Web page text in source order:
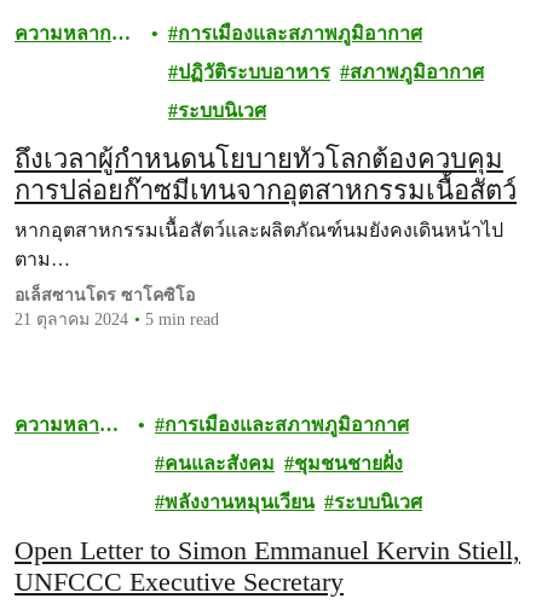
ความหลาก
การเมืองและสภาพภูมิอากาศ
ปฏิวัติระบบอาหาร
สภาพภูมิอากาศ
ระบบนิเวศ
ถึงเวลาผู้กำหนดนโยบายทั่วโลกต้องควบคุม
การปล่อยก๊าซมีเทนจากอุตสาหกรรมเนื้อสัตว์
หากอุตสาหกรรมเนื้อสัตว์และผลิตภัณฑ์นมยังคงเดินหน้าไป
ตาม…
อเล็สซานโดร ซาโคซิโอ
21 ตุลาคม 2024
5 min read
ความหลาก
การเมืองและสภาพภูมิอากาศ
คนและสังคม
ชุมชนชายฝั่ง
พลังงานหมุนเวียน
ระบบนิเวศ
Open Letter to Simon Emmanuel Kervin Stiell,
UNFCCC Executive Secretary